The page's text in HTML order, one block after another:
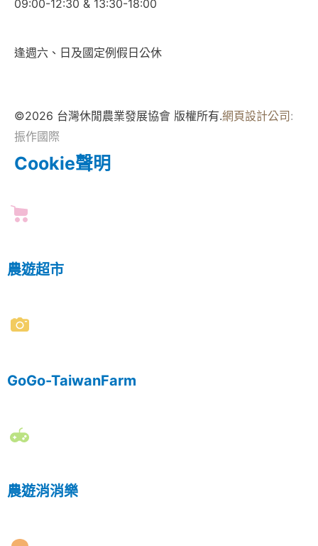
09:00-12:30 & 13:30-18:00
逢週六、日及國定例假日公休
©2026 台灣休閒農業發展協會 版權所有.網頁設計公司 :
振作國際
Cookie聲明
農遊超市
GoGo-TaiwanFarm
農遊消消樂